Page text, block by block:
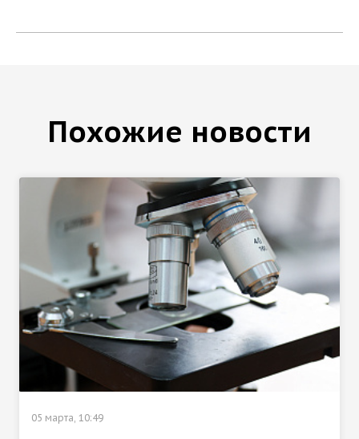
Похожие новости
05 марта, 10:49